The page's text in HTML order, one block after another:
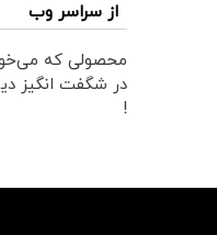
از سراسر وب
محصولی که
در شگفت انگیز
!